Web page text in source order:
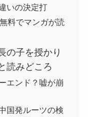
いの決定打
料でマンガが読
の子を授かり
読みどころ
エンド？嘘が崩
国発ルーツの検